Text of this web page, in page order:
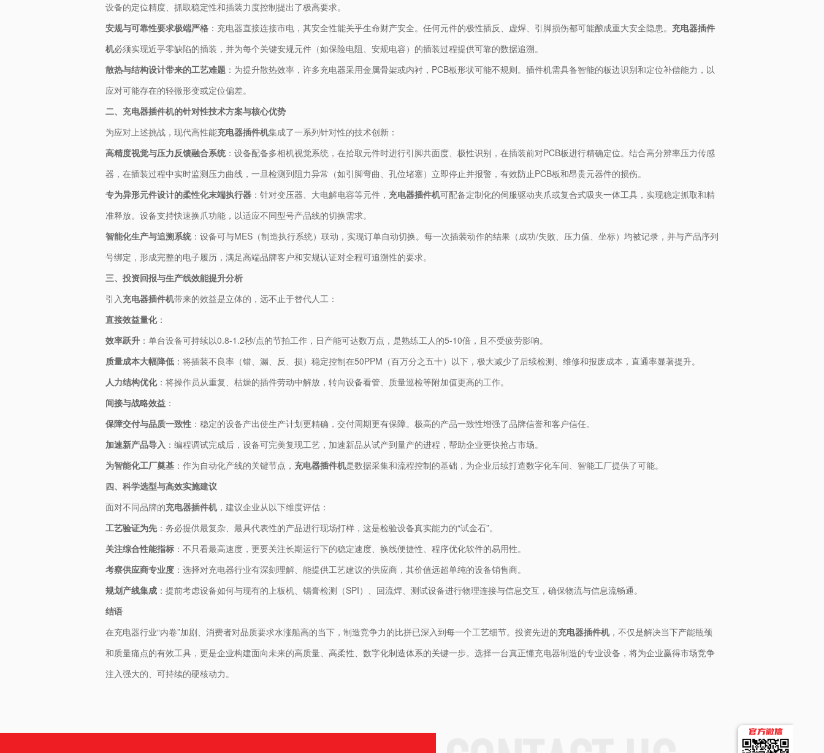
设备的定位精度、抓取稳定性和插装力度控制提出了极高要求。
安规与可靠性要求极端严格 ：充电器直接连接市电，其安全性能关乎生命财产安全。任何元件的极性插反、虚焊、引脚损伤都可能酿成重大安全隐患。 充电器插件
机必须实现近乎零缺陷的插装，并为每个关键安规元件（如保险电阻、安规电容）的插装过程提供可靠的数据追溯。
散热与结构设计带来的工艺难题 ：为提升散热效率，许多充电器采用金属骨架或内衬，PCB板形状可能不规则。插件机需具备智能的板边识别和定位补偿能力，以
应对可能存在的轻微形变或定位偏差。
二、充电器插件机的针对性技术方案与核心优势
为应对上述挑战，现代高性能充电器插件机集成了一系列针对性的技术创新：
高精度视觉与压力反馈融合系统：设备配备多相机视觉系统，在拾取元件时进行引脚共面度、极性识别，在插装前对PCB板进行精确定位。结合高分辨率压力传感
器，在插装过程中实时监测压力曲线，一旦检测到阻力异常（如引脚弯曲、孔位堵塞）立即停止并报警，有效防止PCB板和昂贵元器件的损伤。
专为异形元件设计的柔性化末端执行器 ：针对变压器、大电解电容等元件， 充电器插件机可配备定制化的伺服驱动夹爪或复合式吸夹一体工具，实现稳定抓取和精
准释放。设备支持快速换爪功能，以适应不同型号产品线的切换需求。
智能化生产与追溯系统：设备可与MES（制造执行系统）联动，实现订单自动切换。每一次插装动作的结果（成功/失败、压力值、坐标）均被记录，并与产品序列
号绑定，形成完整的电子履历，满足高端品牌客户和安规认证对全程可追溯性的要求。
三、投资回报与生产线效能提升分析
引入充电器插件机带来的效益是立体的，远不止于替代人工：
直接效益量化：
效率跃升 ：单台设备可持续以0.8-1.2秒/点的节拍工作，日产能可达数万点，是熟练工人的5-10倍，且不受疲劳影响。
质量成本大幅降低 ：将插装不良率（错、漏、反、损）稳定控制在50PPM（百万分之五十）以下，极大减少了后续检测、维修和报废成本，直通率显著提升。
人力结构优化：将操作员从重复、枯燥的插件劳动中解放，转向设备看管、质量巡检等附加值更高的工作。
间接与战略效益 ：
保障交付与品质一致性 ：稳定的设备产出使生产计划更精确，交付周期更有保障。极高的产品一致性增强了品牌信誉和客户信任。
加速新产品导入 ：编程调试完成后，设备可完美复现工艺，加速新品从试产到量产的进程，帮助企业更快抢占市场。
为智能化工厂奠基 ：作为自动化产线的关键节点， 充电器插件机是数据采集和流程控制的基础，为企业后续打造数字化车间、智能工厂提供了可能。
四、科学选型与高效实施建议
面对不同品牌的充电器插件机，建议企业从以下维度评估：
工艺验证为先 ：务必提供最复杂、最具代表性的产品进行现场打样，这是检验设备真实能力的“试金石”。
关注综合性能指标 ：不只看最高速度，更要关注长期运行下的稳定速度、换线便捷性、程序优化软件的易用性。
考察供应商专业度 ：选择对充电器行业有深刻理解、能提供工艺建议的供应商，其价值远超单纯的设备销售商。
规划产线集成 ：提前考虑设备如何与现有的上板机、锡膏检测（SPI）、回流焊、测试设备进行物理连接与信息交互，确保物流与信息流畅通。
结语
在充电器行业“内卷”加剧、消费者对品质要求水涨船高的当下，制造竞争力的比拼已深入到每一个工艺细节。投资先进的充电器插件机，不仅是解决当下产能瓶颈
和质量痛点的有效工具，更是企业构建面向未来的高质量、高柔性、数字化制造体系的关键一步。选择一台真正懂充电器制造的专业设备，将为企业赢得市场竞争
注入强大的、可持续的硬核动力。